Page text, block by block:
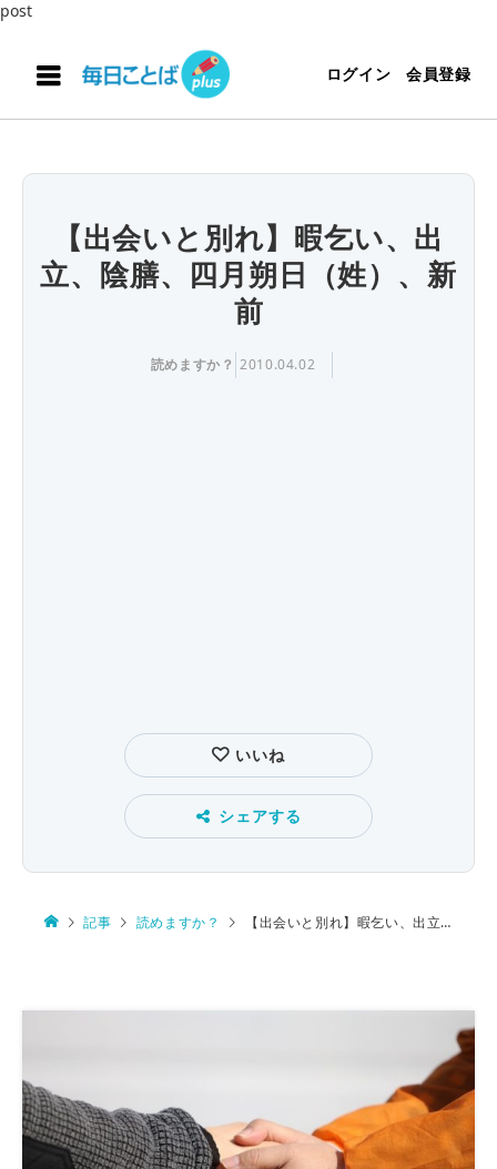
post
ログイン 会員登録
【出会いと別れ】暇乞い、出
立、陰膳、四月朔日（姓）、新
前
読めますか？ 2010.04.02
いいね
シェアする
記事 読めますか？ 【出会いと別れ】暇乞い、出立、陰膳、四月朔日（姓）、新前